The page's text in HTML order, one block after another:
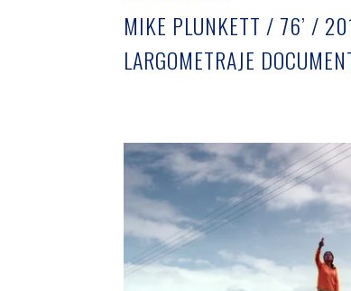
MIKE PLUNKETT / 76’ /
LARGOMETRAJE